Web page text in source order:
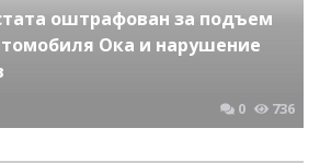
оштрафован за подъем
Ока и нарушение
0 736